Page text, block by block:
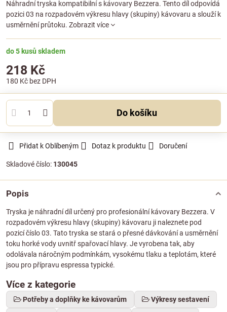
Náhradní tryska kompatibilní s kávovary Bezzera. Tento díl odpovídá
pozici 03 na rozpadovém výkresu hlavy (skupiny) kávovaru a slouží k
usměrnění průtoku. Zobrazit více
do 5 kusů skladem
218 Kč
180 Kč bez DPH
Do košíku
Přidat k Oblíbeným Dotaz k produktu Doručení
Skladové číslo: 130045
Popis
Tryska je náhradní díl určený pro profesionální kávovary Bezzera. V
rozpadovém výkresu hlavy (skupiny) kávovaru ji naleznete pod
pozicí číslo 03. Tato tryska se stará o přesné dávkování a usměrnění
toku horké vody uvnitř spařovací hlavy. Je vyrobena tak, aby
odolávala náročným podmínkám, vysokému tlaku a teplotám, které
jsou pro přípravu espressa typické.
Více z kategorie
Potřeby a doplňky ke kávovarům Výkresy sestavení